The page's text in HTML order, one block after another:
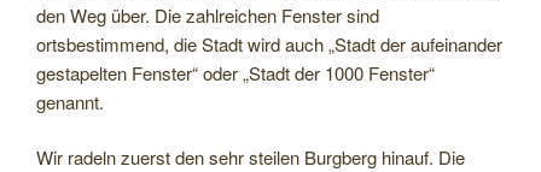
den Weg über. Die zahlreichen Fenster sind
ortsbestimmend, die Stadt wird auch „Stadt der aufeinander
gestapelten Fenster“ oder „Stadt der 1000 Fenster“
genannt.
Wir radeln zuerst den sehr steilen Burgberg hinauf. Die